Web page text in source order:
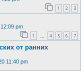
1 2 3
pm
1 … 4 5 6 7
от ранних
11:40 pm